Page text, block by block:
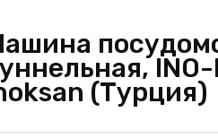
(Турция)